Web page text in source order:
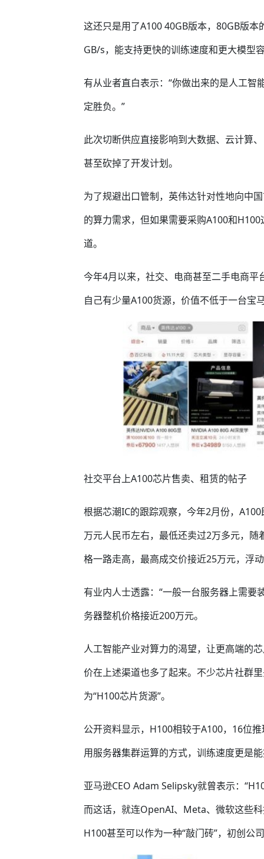
这还只是用了A100 40GB版本，80GB版
GB/s，能支持更快的训练速度和更大模型
有从业者直白表示：“你做出来的是人工
定胜负。”
此次切断供应直接影响到大数据、云计算
甚至砍掉了开发计划。
为了规避出口管制，英伟达针对性地向中
的算力需求，但如果需要采购A100和
道。
今年4月以来，社交、电商甚至二手电商
自己有少量A100货源，价值不低于一台宝
社交平台上A100芯片售卖、租赁的帖子
根据芯潮IC的跟踪观察，今年2月份，
万元人民币左右，最低还卖过2万多元，
格一路走高，最高成交价接近25万元，浮
有业内人士透露：“一般一台服务器上需要
务器整机价格接近200万元。
人工智能产业对算力的渴望，让更高端的
价在上述渠道也多了起来。不少芯片社群
为“H100芯片货源”。
公开资料显示，H100相较于A100，16位
用服务器集群运算的方式，训练速度更是
亚马逊CEO Adam Selipsky就曾表示：
而这话，就连OpenAI、Meta、微软这些
H100甚至可以作为一种“敲门砖”，初创公